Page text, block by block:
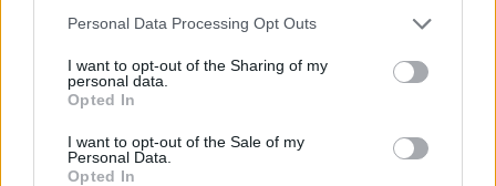
Personal Data Processing Opt Outs
I want to opt-out of the Sharing of my
personal data.
Opted In
I want to opt-out of the Sale of my
Personal Data.
Opted In
για τη διασύνδεση με τη νήσο Ντια.
καζίνο ύστερα από σχετική άδεια που θα
εκδοθεί από την από την
και Ελέγχου Παιγνίων(Ε.Ε.Ε.Π.). Η άδεια αυτή
εκδίδεται απευθείας μέσω του Δημοσίου